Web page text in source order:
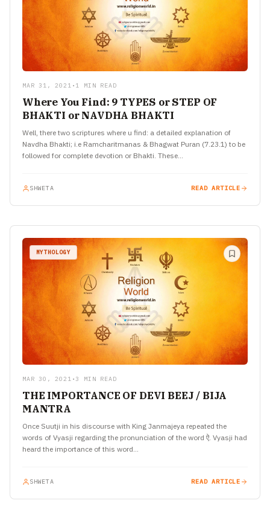
MAR 31, 2021 • 1 MIN READ
Where You Find: 9 TYPES or STEP OF
BHAKTI or NAVDHA BHAKTI
Well, there two scriptures where u find: a detailed explanation of
Navdha Bhakti; i.e Ramcharitmanas & Bhagwat Puran (7.23.1) to be
followed for complete devotion or Bhakti. These…
SHWETA READ ARTICLE
MYTHOLOGY
MAR 30, 2021 • 3 MIN READ
THE IMPORTANCE OF DEVI BEEJ / BIJA
MANTRA
Once Suutji in his discourse with King Janmajeya repeated the
words of Vyasji regarding the pronunciation of the word ऐ. Vyasji had
heard the importance of this word…
SHWETA READ ARTICLE